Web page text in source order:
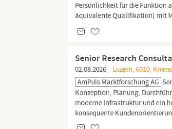
Persönlichkeit für die Funktion
äquivalente Qualifikation) mit
Senior Research
02.08.2026
Luzern, 6010, Kriens
AmPuls Marktforschung AG
Konzeption, Planung,
moderne Infrastruktur und ein
konsequente